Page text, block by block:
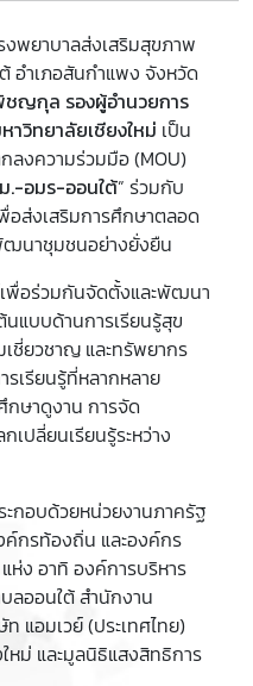
พยาบาลส่งเสริมสุขภาพ
อำเภอสันกำแพง จังหวัด
กุล รองผู้อำนวยการ
วิทยาลัยเชียงใหม่ เป็น
งความร่วมมือ (MOU)
.-อมร-ออนใต้” ร่วมกับ
อส่งเสริมการศึกษาตลอด
นาชุมชนอย่างยั่งยืน
พื่อร่วมกันจัดตั้งและพัฒนา
แบบด้านการเรียนรู้สุข
ชี่ยวชาญ และทรัพยากร
เรียนรู้ที่หลากหลาย
ษาดูงาน การจัด
เปลี่ยนเรียนรู้ระหว่าง
ะกอบด้วยหน่วยงานภาครัฐ
กรท้องถิ่น และองค์กร
ห่ง อาทิ องค์การบริหาร
ลออนใต้ สำนักงาน
แอมเวย์ (ประเทศไทย)
หม่ และมูลนิธิแสงสิทธิการ